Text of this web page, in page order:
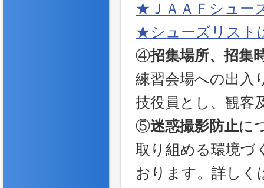
★ＪＡＡＦシュー
★シューズリスト
④招集場所、招集
練習会場への出入
技役員とし、観客
⑤迷惑撮影防止に
取り組める環境づ
おります。詳しく